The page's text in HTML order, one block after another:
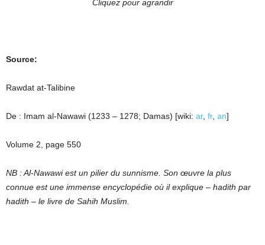
Cliquez pour agrandir
Source:
Rawdat at-Talibine
De : Imam al-Nawawi (1233 – 1278; Damas) [wiki: ar, fr, an]
Volume 2, page 550
NB : Al-Nawawi est un pilier du sunnisme. Son œuvre la plus
connue est une immense encyclopédie où il explique – hadith par
hadith – le livre de Sahih Muslim.